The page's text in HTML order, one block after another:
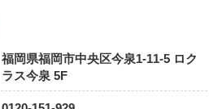
福岡県福岡市中央区今泉1-11-5 ロク
ラス今泉 5F